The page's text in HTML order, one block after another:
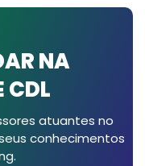
NA
CDL
atuantes no
conhecimentos